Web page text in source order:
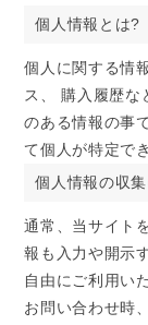
個人情報とは?
個人に関する情
ス、 購入履歴な
のある情報の事
て個人が特定で
個人情報の収
通常、当サイト
報も入力や開示
自由にご利用い
お問い合わせ時